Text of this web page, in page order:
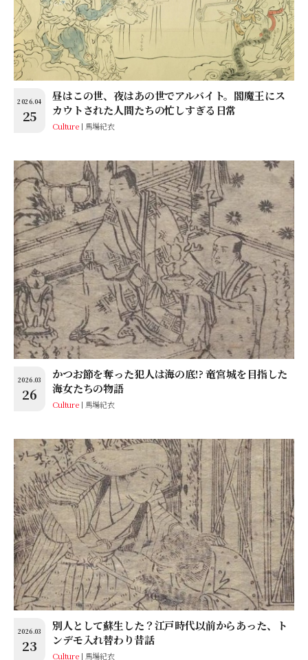
2026.04
25
昼はこの世、夜はあの世でアルバイト。閻魔王にス
カウトされた人間たちの忙しすぎる日常
Culture 馬場紀衣
2026.03
26
かつお節を奪った犯人は海の底!? 竜宮城を目指した
海女たちの物語
Culture 馬場紀衣
2026.03
23
別人として蘇生した？江戸時代以前からあった、ト
ンデモ入れ替わり昔話
Culture 馬場紀衣